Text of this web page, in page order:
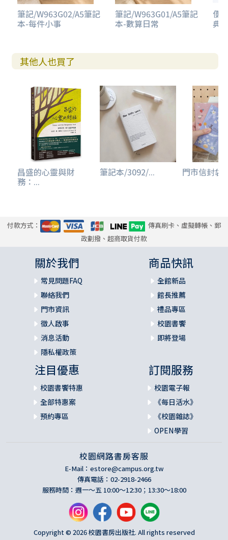
筆記/W963G02/A5筆記
本-每件小事
筆記/W963G01/A5筆記
本-數算日常
便
典
其他人也買了
昌盛的心靈與財
務：...
筆記本/3092/... 門市信封袋
付款方式：
傳真刷卡、虛擬轉帳、郵
政劃撥、超商取貨付款
關於我們
常見問題FAQ
聯絡我們
門市資訊
徵人啟事
消息活動
隱私權政策
商品快訊
全館新品
館長推薦
禮品專區
校園書饗
即將登場
注目優惠
校園書饗特惠
全部特惠案
預約專區
訂閱服務
校園電子報
《每日活水》
《校園雜誌》
OPEN學習
校園網路書房客服
E-Mail： estore@campus.org.tw
傳真電話：02-2918-2466
服務時間：週一～五 10:00～12:30；13:30～18:00
Copyright © 2026 校園書房出版社. All rights reserved